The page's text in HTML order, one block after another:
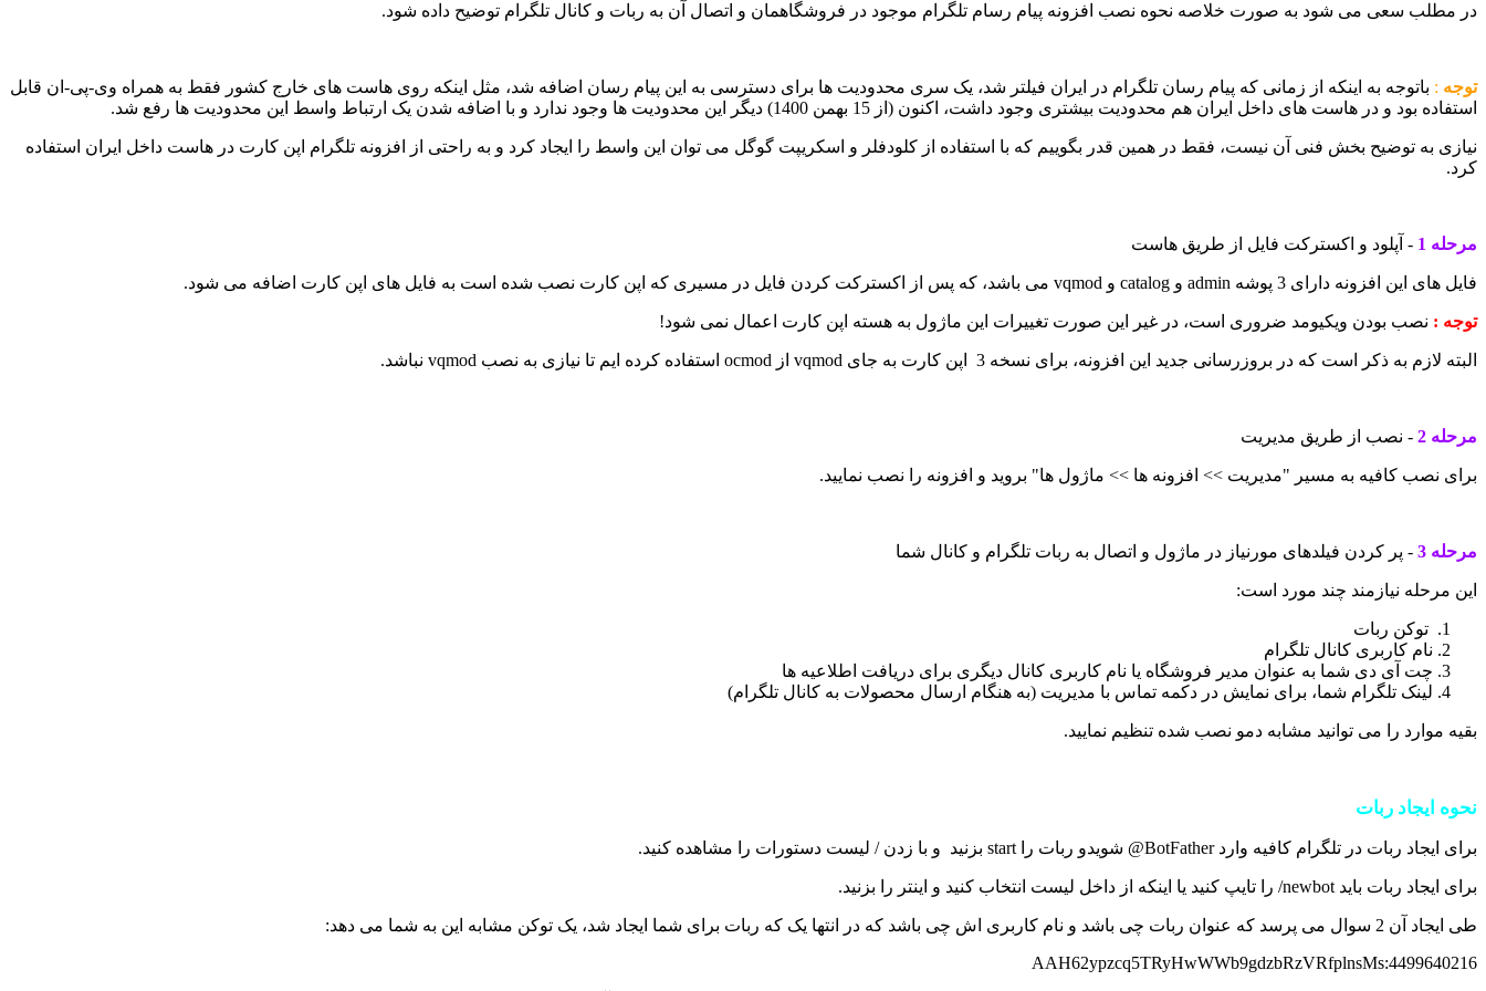
در مطلب سعی می شود به صورت خلاصه نحوه نصب افزونه پیام رسام تلگرام موجود در فروشگاهمان و اتصال آن به ربات و کانال تلگرام توضیح داده شود.
توجه : باتوجه به اینکه از زمانی که پیام رسان تلگرام در ایران فیلتر شد، یک سری محدودیت ها برای دسترسی به این پیام رسان اضافه شد، مثل اینکه روی هاست های خارج کشور فقط به همراه وی-پی-ان قابل
استفاده بود و در هاست های داخل ایران هم محدودیت بیشتری وجود داشت، اکنون (از 15 بهمن 1400) دیگر این محدودیت ها وجود ندارد و با اضافه شدن یک ارتباط واسط این محدودیت ها رفع شد.
نیازی به توضیح بخش فنی آن نیست، فقط در همین قدر بگوییم که با استفاده از کلودفلر و اسکریپت گوگل می توان این واسط را ایجاد کرد و به راحتی از افزونه تلگرام اپن کارت در هاست داخل ایران استفاده
کرد.
مرحله 1 - آپلود و اکسترکت فایل از طریق هاست
فایل های این افزونه دارای 3 پوشه admin و catalog و vqmod می باشد، که پس از اکسترکت کردن فایل در مسیری که اپن کارت نصب شده است به فایل های اپن کارت اضافه می شود.
توجه : نصب بودن ویکیومد ضروری است، در غیر این صورت تغییرات این ماژول به هسته اپن کارت اعمال نمی شود!
البته لازم به ذکر است که در بروزرسانی جدید این افزونه، برای نسخه 3 اپن کارت به جای vqmod از ocmod استفاده کرده ایم تا نیازی به نصب vqmod نباشد.
مرحله 2 - نصب از طریق مدیریت
برای نصب کافیه به مسیر "مدیریت >> افزونه ها >> ماژول ها" بروید و افزونه را نصب نمایید.
مرحله 3 - پر کردن فیلدهای مورنیاز در ماژول و اتصال به ربات تلگرام و کانال شما
این مرحله نیازمند چند مورد است:
توکن ربات
نام کاربری کانال تلگرام
چت آی دی شما به عنوان مدیر فروشگاه یا نام کاربری کانال دیگری برای دریافت اطلاعیه ها
لینک تلگرام شما، برای نمایش در دکمه تماس با مدیریت (به هنگام ارسال محصولات به کانال تلگرام)
بقیه موارد را می توانید مشابه دمو نصب شده تنظیم نمایید.
نحوه ایجاد ربات
برای ایجاد ربات در تلگرام کافیه وارد@BotFather شویدو ربات را start بزنید و با زدن/ لیست دستورات را مشاهده کنید.
برای ایجاد ربات باید /newbot را تایپ کنید یا اینکه از داخل لیست انتخاب کنید و اینتر را بزنید.
طی ایجاد آن 2 سوال می پرسد که عنوان ربات چی باشد و نام کاربری اش چی باشد که در انتها یک که ربات برای شما ایجاد شد، یک توکن مشابه این به شما می دهد:
4499640216:AAH62ypzcq5TRyHwWWb9gdzbRzVRfplnsMs